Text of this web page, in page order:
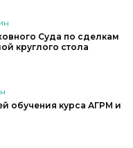
Суда по сделкам
круглого стола
обучения курса АГРМ и